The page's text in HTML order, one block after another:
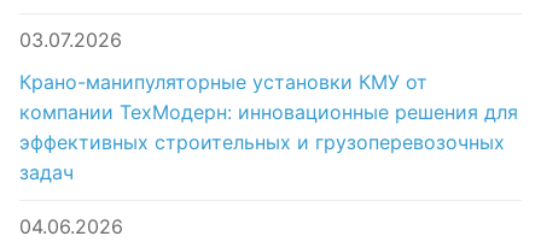
03.07.2026
Крано-манипуляторные установки КМУ от
компании ТехМодерн: инновационные решения для
эффективных строительных и грузоперевозочных
задач
04.06.2026